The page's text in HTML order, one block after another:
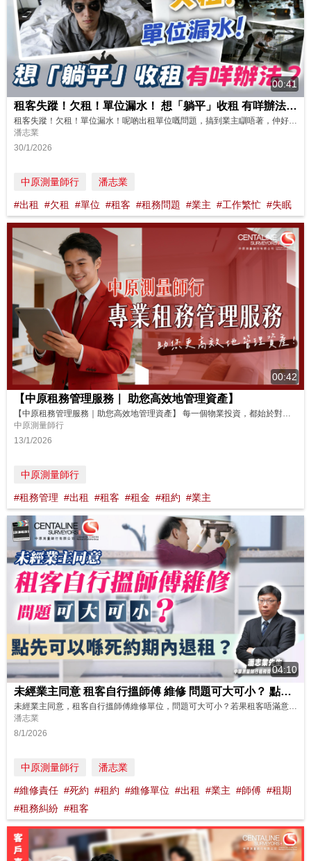
00:41
租客失蹤！欠租！單位漏水！ 想「躺平」收租 有咩辦法？│ 中原測量師行
租客失蹤！欠租！單位漏水！呢啲出租單位嘅問題，搞到業主瞓唔著，仲好頭痛？有冇辦法可以解決？ https://www.youtube.com/watch?v=XSM851sgBf4 唔洗擔心！只要將出租單位交畀我哋中原租務管理，由租務專員一對一管理你嘅物業，就算業主身處海外、工作繁忙、冇時間，就唔洗再為出租單位而煩惱。 中原測量師行租務管理提供貼心嘅「全方位」租管服務，協助業主代收租金、處理屋...
潘志業
30/1/2026
中原測量師行 潘志業
#出租 #欠租 #單位 #租客 #租務問題 #業主 #工作繁忙 #失眠
00:42
【中原租務管理服務｜ 助您高效地管理資產】
中原測量師行
13/1/2026
中原測量師行
#租務管理 #出租 #租客 #租金 #租約 #業主
04:10
未經業主同意 租客自行搵師傅 維修 問題可大可小？ 點先可以 喺死約期內退租？│租務糾紛│ 租約│維修│責任│死約│退租│欠租
潘志業
8/1/2026
中原測量師行 潘志業
#維修責任 #死約 #租約 #維修單位 #出租 #業主 #師傅 #租期
#租務糾紛 #租客